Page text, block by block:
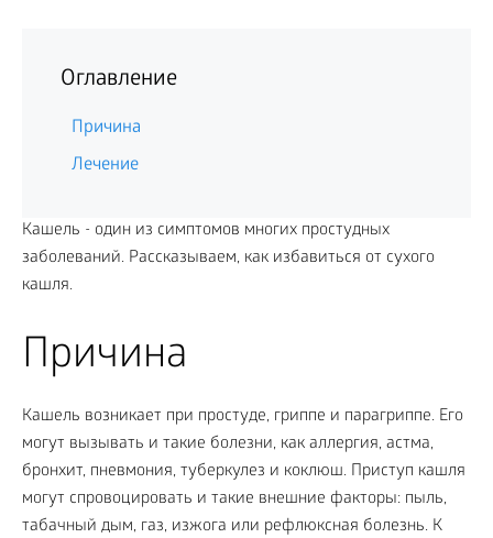
Оглавление
Причина
Лечение
Кашель - один из симптомов многих простудных
заболеваний. Рассказываем, как избавиться от сухого
кашля.
Причина
Кашель возникает при простуде, гриппе и парагриппе. Его
могут вызывать и такие болезни, как аллергия, астма,
бронхит, пневмония, туберкулез и коклюш. Приступ кашля
могут спровоцировать и такие внешние факторы: пыль,
табачный дым, газ, изжога или рефлюксная болезнь. К